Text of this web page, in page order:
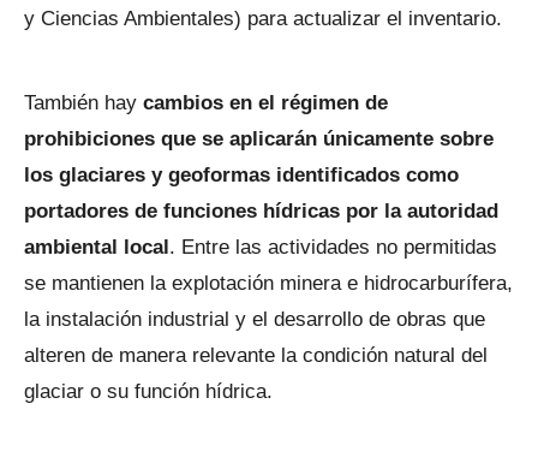
y Ciencias Ambientales) para actualizar el inventario.
También hay cambios en el régimen de
prohibiciones que se aplicarán únicamente sobre
los glaciares y geoformas identificados como
portadores de funciones hídricas por la autoridad
ambiental local. Entre las actividades no permitidas
se mantienen la explotación minera e hidrocarburífera,
la instalación industrial y el desarrollo de obras que
alteren de manera relevante la condición natural del
glaciar o su función hídrica.